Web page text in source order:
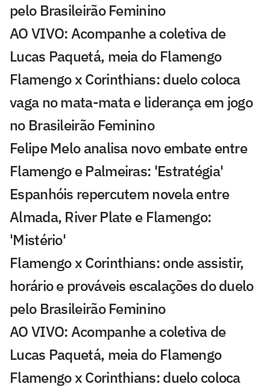
pelo Brasileirão Feminino
AO VIVO: Acompanhe a coletiva de
Lucas Paquetá, meia do Flamengo
Flamengo x Corinthians: duelo coloca
vaga no mata-mata e liderança em jogo
no Brasileirão Feminino
Felipe Melo analisa novo embate entre
Flamengo e Palmeiras: 'Estratégia'
Espanhóis repercutem novela entre
Almada, River Plate e Flamengo:
'Mistério'
Flamengo x Corinthians: onde assistir,
horário e prováveis escalações do duelo
pelo Brasileirão Feminino
AO VIVO: Acompanhe a coletiva de
Lucas Paquetá, meia do Flamengo
Flamengo x Corinthians: duelo coloca